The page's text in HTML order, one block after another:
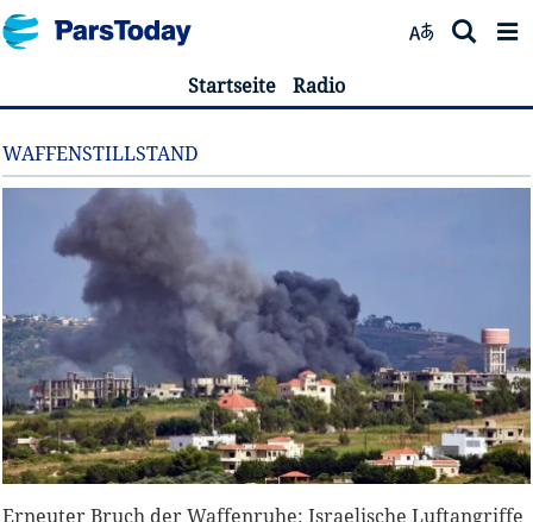
Startseite Radio
WAFFENSTILLSTAND
Erneuter Bruch der Waffenruhe: Israelische Luftangriffe